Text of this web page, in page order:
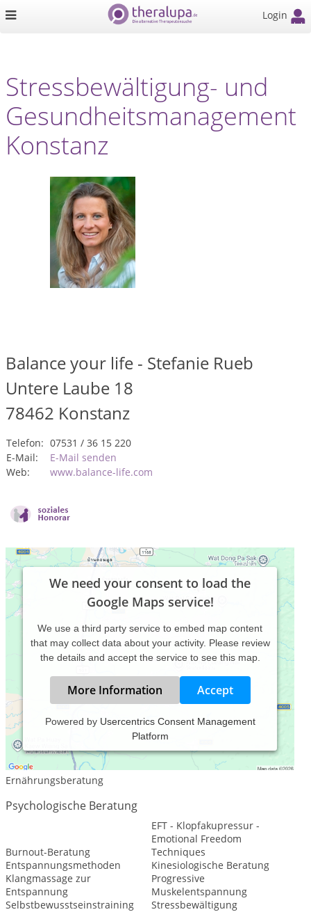
Login
Stressbewältigung- und
Gesundheitsmanagement
Konstanz
Balance your life - Stefanie Rueb
Untere Laube 18
78462 Konstanz
Telefon: 07531 / 36 15 220
E-Mail:
E-Mail senden
Web:
www.balance-life.com
We need your consent to load the
Google Maps service!
We use a third party service to embed map content
that may collect data about your activity. Please review
the details and accept the service to see this map.
More Information Accept
Powered by Usercentrics Consent Management
Platform
Leistungsspektrum:
Traditionelle und komplementäre Medizin, Heilkunde
Ernährungsberatung
Psychologische Beratung
Burnout-Beratung
EFT - Klopfakupressur -
Emotional Freedom
Techniques
Entspannungsmethoden
Kinesiologische Beratung
Klangmassage zur
Entspannung
Progressive
Muskelentspannung
Selbstbewusstseinstraining
Stressbewältigung